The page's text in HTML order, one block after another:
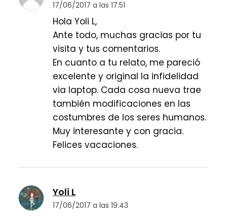
17/06/2017 a las 17:51
Hola Yoli L,
Ante todo, muchas gracias por tu
visita y tus comentarios.
En cuanto a tu relato, me pareció
excelente y original la infidelidad
via laptop. Cada cosa nueva trae
también modificaciones en las
costumbres de los seres humanos.
Muy interesante y con gracia.
Felices vacaciones.
Yoli L
17/06/2017 a las 19:43